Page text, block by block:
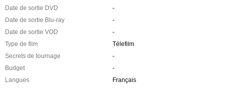
Date de sortie DVD
-
Date de sortie Blu-ray
-
Date de sortie VOD
-
Type de film
Télefilm
Secrets de tournage
-
Budget
-
Langues
Français